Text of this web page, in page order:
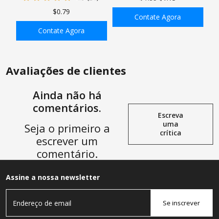
ADICIONAR À SACOLA
MNPT com 1 peça de
braçadeira de mangueira
$0.79
Contate Agora
hexagonal reto com 2
braçadeiras de mangueira
Contate Agora
Avaliações de clientes
Ainda não há
comentários.
Seja o primeiro a
escrever um
comentário.
Escreva
uma
crítica
Assine a nossa newsletter
Se inscrever